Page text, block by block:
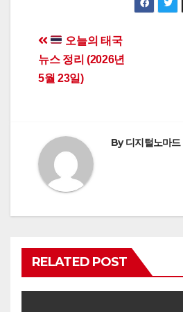
Post
navigation
오늘의 태국
뉴스 정리 (2026년
5월 23일)
By디지털노마드
RELATED POST